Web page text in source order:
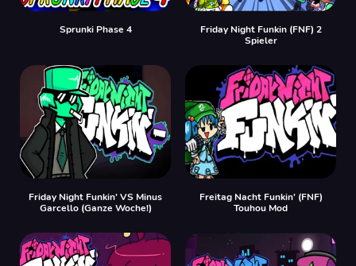
Sprunki Phase 4
Friday Night Funkin (FNF) 2
Spieler
Friday Night Funkin' VS Minus
Garcello (Ganze Woche!)
Freitag Nacht Funkin' (FNF)
Touhou Mod